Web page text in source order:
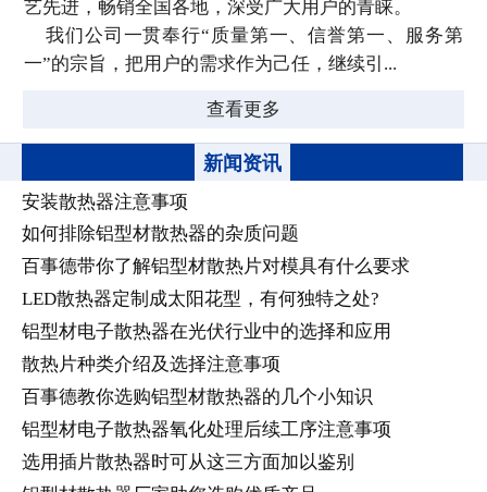
艺先进，畅销全国各地，深受广大用户的青睐。
我们公司一贯奉行“质量第一、信誉第一、服务第
一”的宗旨，把用户的需求作为己任，继续引...
查看更多
新闻资讯
安装散热器注意事项
如何排除铝型材散热器的杂质问题
百事德带你了解铝型材散热片对模具有什么要求
LED散热器定制成太阳花型，有何独特之处?
铝型材电子散热器在光伏行业中的选择和应用
散热片种类介绍及选择注意事项
百事德教你选购铝型材散热器的几个小知识
铝型材电子散热器氧化处理后续工序注意事项
选用插片散热器时可从这三方面加以鉴别